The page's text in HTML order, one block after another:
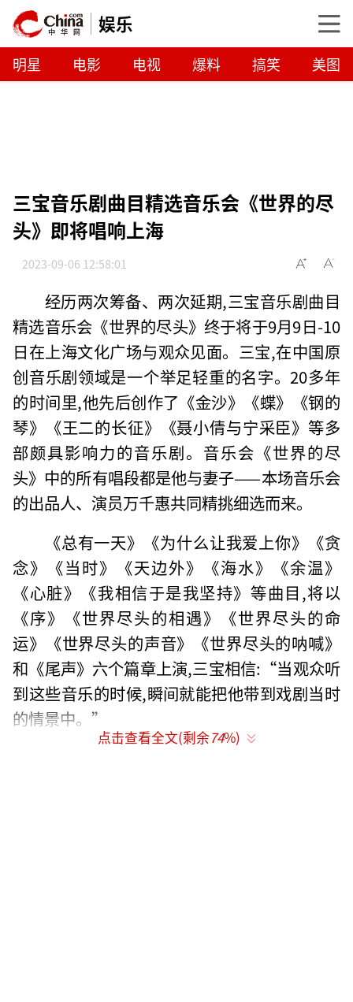
娱乐
明星 电影 电视 爆料 搞笑 美图
三宝音乐剧曲目精选音乐会《世界的尽
头》即将唱响上海
2023-09-06 12:58:01
经历两次筹备、两次延期,三宝音乐剧曲目
精选音乐会《世界的尽头》终于将于9月9日-10
日在上海文化广场与观众见面。三宝,在中国原
创音乐剧领域是一个举足轻重的名字。20多年
的时间里,他先后创作了《金沙》《蝶》《钢的
琴》《王二的长征》《聂小倩与宁采臣》等多
部颇具影响力的音乐剧。音乐会《世界的尽
头》中的所有唱段都是他与妻子——本场音乐会
的出品人、演员万千惠共同精挑细选而来。
《总有一天》《为什么让我爱上你》《贪
念》《当时》《天边外》《海水》《余温》
《心脏》《我相信于是我坚持》等曲目,将以
《序》《世界尽头的相遇》《世界尽头的命
运》《世界尽头的声音》《世界尽头的呐喊》
和《尾声》六个篇章上演,三宝相信:“当观众听
到这些音乐的时候,瞬间就能把他带到戏剧当时
的情景中。”
点击查看全文(剩余74%)